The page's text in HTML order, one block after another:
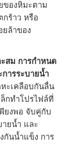
ของหิมะตาม
ร้าว หรือ
ยล้าของ
สม การกำหนด
ารระบายน้ำ
ะเคลือบกันลื่น
กทำโปรไฟล์ที่
ยงพอ จับคู่กับ
ายน้ำ และ
กันน้ำแข็ง การ